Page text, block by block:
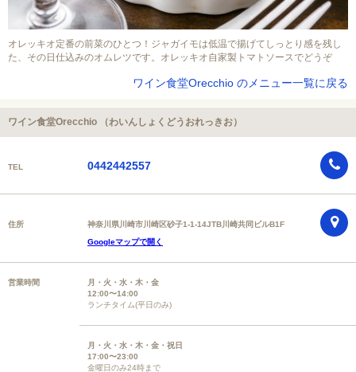
オレッキオ定番の前菜のひとつ！ジャガイモは低温で揚げてしっとり感を残し
た、その日仕込みのオムレツです。オレッキオ自家製トマトソースでどうぞ
ワイン食堂Orecchio のメニュー一覧に戻る
ワイン食堂Orecchio （わいんしょくどうおれっきお）
TEL 0442442557
住所
神奈川県川崎市川崎区砂子1-1-14JTB川崎共同ビルB1F
Googleマップで開く
営業時間
月・火・水・木・金
12:00〜14:00
ランチタイム(平日のみ)
月・火・水・木・金・祝日
17:00〜23:00
金曜日のみ24時まで